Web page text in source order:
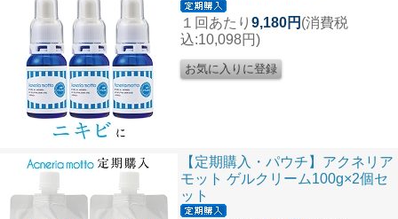
１回あたり 9,180円 (消費税
込:10,098円)
【定期購入・パウチ】アクネリア
モット ゲルクリーム100g×2個セ
ット